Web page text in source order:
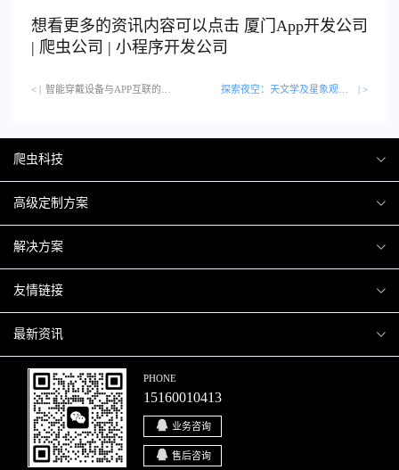
想看更多的资讯内容可以点击 厦门 App开发公司
| 爬虫公司 | 小程序开发公司
< | | >
爬虫科技
爬虫案例
关于爬虫
高级定制方案
H5互动营销
微信小程序
移动APP
解决方案
商城解决方案
商城会员积分商城解决方案
网站解决方案
智慧校园解决方案
智慧停车解决方案
友情链接
厦门小程序开发
厦门APP开发
厦门微商城开发
博客园
最新资讯
行业资讯
爬虫动态
PHONE
15160010413
业务咨询
售后咨询